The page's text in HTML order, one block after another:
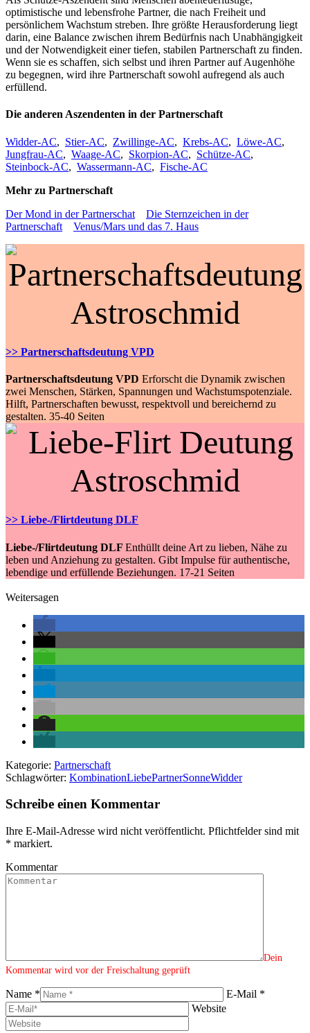
optimistische und lebensfrohe Partner, die nach Freiheit und
persönlichem Wachstum streben. Ihre größte Herausforderung liegt
darin, eine Balance zwischen ihrem Bedürfnis nach Unabhängigkeit
und der Notwendigkeit einer tiefen, stabilen Partnerschaft zu finden.
Wenn sie es schaffen, sich selbst und ihren Partner auf Augenhöhe
zu begegnen, wird ihre Partnerschaft sowohl aufregend als auch
erfüllend.
Die anderen Aszendenten in der Partnerschaft
Widder-AC, Stier-AC, Zwillinge-AC, Krebs-AC, Löwe-AC,
Jungfrau-AC, Waage-AC, Skorpion-AC, Schütze-AC,
Steinbock-AC, Wassermann-AC, Fische-AC
Mehr zu Partnerschaft
Der Mond in der Partnerschat
Die Sternzeichen in der
Partnerschaft
Venus/Mars und das 7. Haus
>> Partnerschaftsdeutung VPD
Partnerschaftsdeutung VPD Erforscht die Dynamik zwischen
zwei Menschen, Stärken, Spannungen und Wachstumspotenziale.
Hilft, Partnerschaften bewusst, respektvoll und bereichernd zu
gestalten. 35-40 Seiten
>> Liebe-/Flirtdeutung DLF
Liebe-/Flirtdeutung DLF Enthüllt deine Art zu lieben, Nähe zu
leben und Anziehung zu gestalten. Gibt Impulse für authentische,
lebendige und erfüllende Beziehungen. 17-21 Seiten
Weitersagen
Kategorie: Partnerschaft
Schlagwörter: KombinationLiebePartnerSonneWidder
Schreibe einen Kommentar
Ihre E-Mail-Adresse wird nicht veröffentlicht. Pflichtfelder sind mit
* markiert.
Kommentar
Name *
E-Mail *
Website